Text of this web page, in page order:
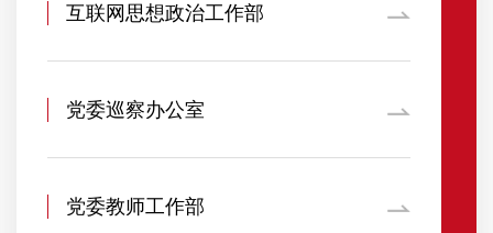
互联网思想政治工作部
党委巡察办公室
党委教师工作部